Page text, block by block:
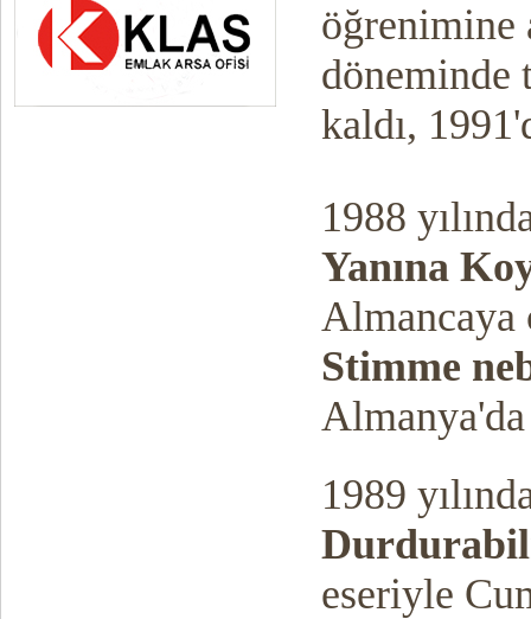
öğrenimine
döneminde
kaldı,
1988
Yanına
Almancaya
Stimme
Almanya'da
1989
eseriyle